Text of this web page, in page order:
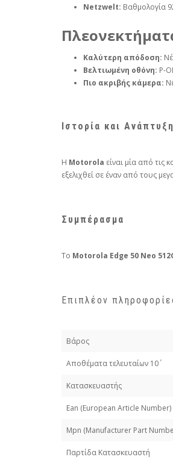
Netzwelt: Βαθμολογία
Καλύτερη απόδοση:
Βελτιωμένη οθόνη: P-
Πιο ακριβής κάμερα:
Ιστορία και
Η Motorola είναι μία από τις
εξελιχθεί σε έναν από τους
Συμπέρασμα
Το Motorola Edge 50 Neo
Επιπλέον
Βάρος
Απoθέματα τελευταίων 10΄
Κατασκευαστής
Εan (European Article Number)
Mpn (Manufacturer Part
Παρτίδα Κατασκευαστή